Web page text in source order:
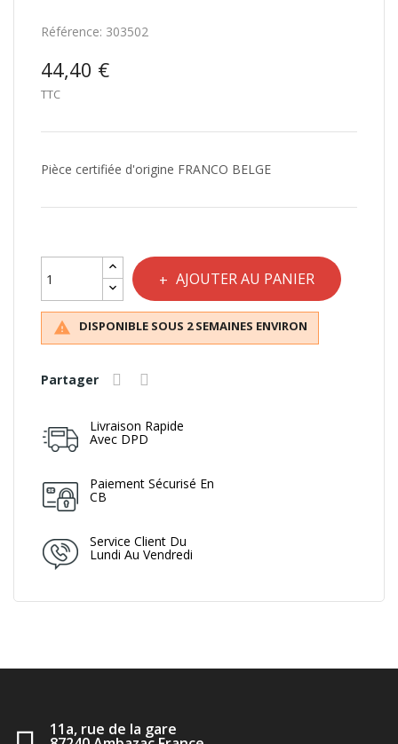
Référence: 303502
44,40 €
TTC
Pièce certifiée d'origine FRANCO BELGE
AJOUTER AU PANIER
 DISPONIBLE SOUS 2 SEMAINES ENVIRON
Partager
Livraison Rapide
Avec DPD
Paiement Sécurisé En
CB
Service Client Du
Lundi Au Vendredi
11a, rue de la gare